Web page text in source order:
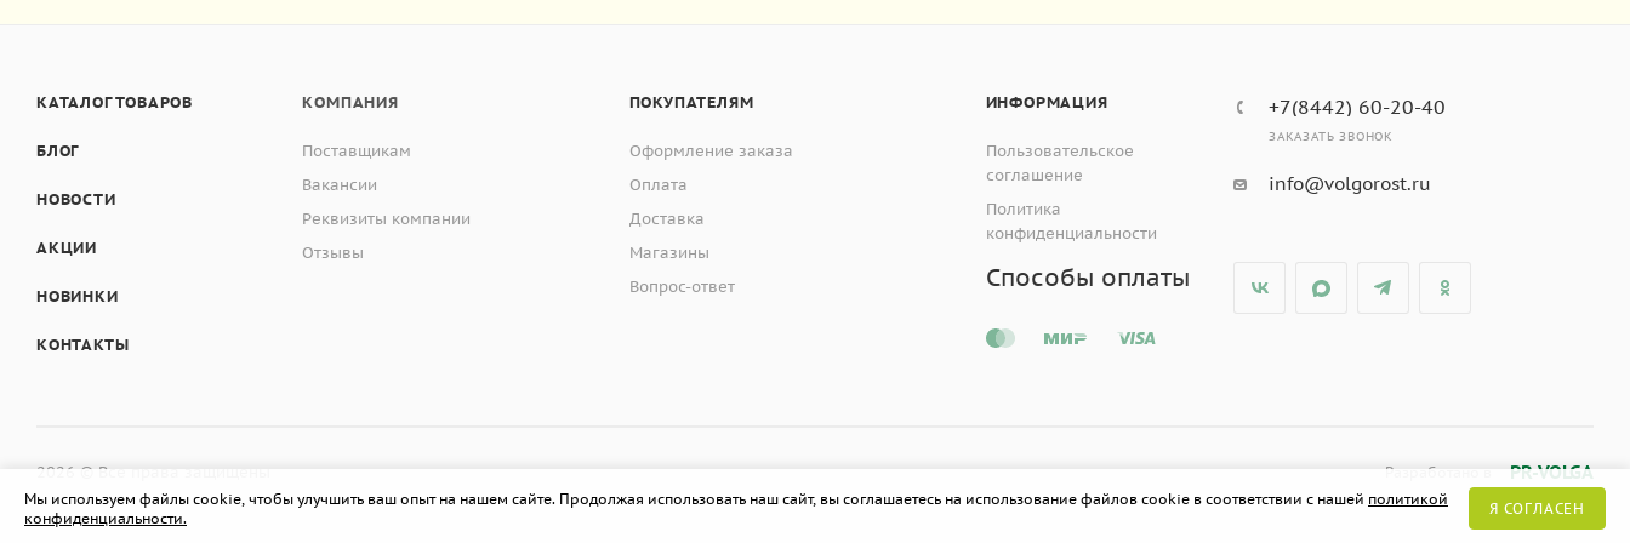
КАТАЛОГ ТОВАРОВ
БЛОГ
НОВОСТИ
АКЦИИ
НОВИНКИ
КОНТАКТЫ
КОМПАНИЯ
Поставщикам
Вакансии
Реквизиты компании
Отзывы
ПОКУПАТЕЛЯМ
Оформление заказа
Оплата
Доставка
Магазины
Вопрос-ответ
ИНФОРМАЦИЯ
Пользовательское
соглашение
Политика
конфиденциальности
Способы оплаты
+7(8442) 60-20-40
ЗАКАЗАТЬ ЗВОНОК
info@volgorost.ru
2026 © Все права защищены Разработано в PR-VOLGA
Мы используем файлы cookie, чтобы улучшить ваш опыт на нашем сайте. Продолжая использовать наш сайт, вы соглашаетесь на использование файлов cookie в соответствии с нашей политикой
конфиденциальности.
Я СОГЛАСЕН